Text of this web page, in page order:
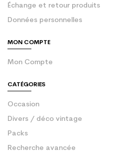
Échange et retour produits
Données personnelles
MON COMPTE
Mon Compte
CATÉGORIES
Occasion
Divers / déco vintage
Packs
Recherche avancée